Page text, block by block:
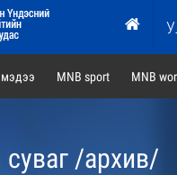
MNB sport MNB
суваг /архив/